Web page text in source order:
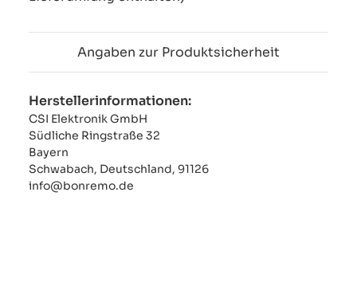
Angaben zur Produktsicherheit
Herstellerinformationen:
CSI Elektronik GmbH
Südliche Ringstraße 32
Bayern
Schwabach, Deutschland, 91126
info@bonremo.de